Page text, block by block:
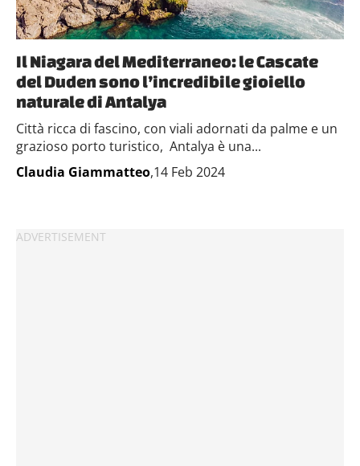
Il Niagara del Mediterraneo: le Cascate
del Duden sono l’incredibile gioiello
naturale di Antalya
Città ricca di fascino, con viali adornati da palme e un
grazioso porto turistico, Antalya è una...
Claudia Giammatteo,14 Feb 2024